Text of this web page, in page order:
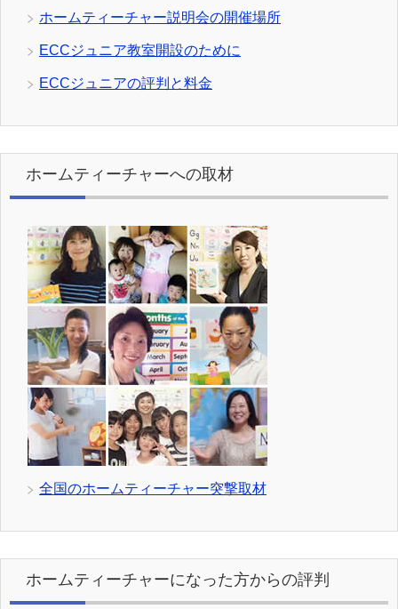
ホームティーチャー説明会の開催場所
ECCジュニア教室開設のために
ECCジュニアの評判と料金
ホームティーチャーへの取材
全国のホームティーチャー突撃取材
ホームティーチャーになった方からの評判